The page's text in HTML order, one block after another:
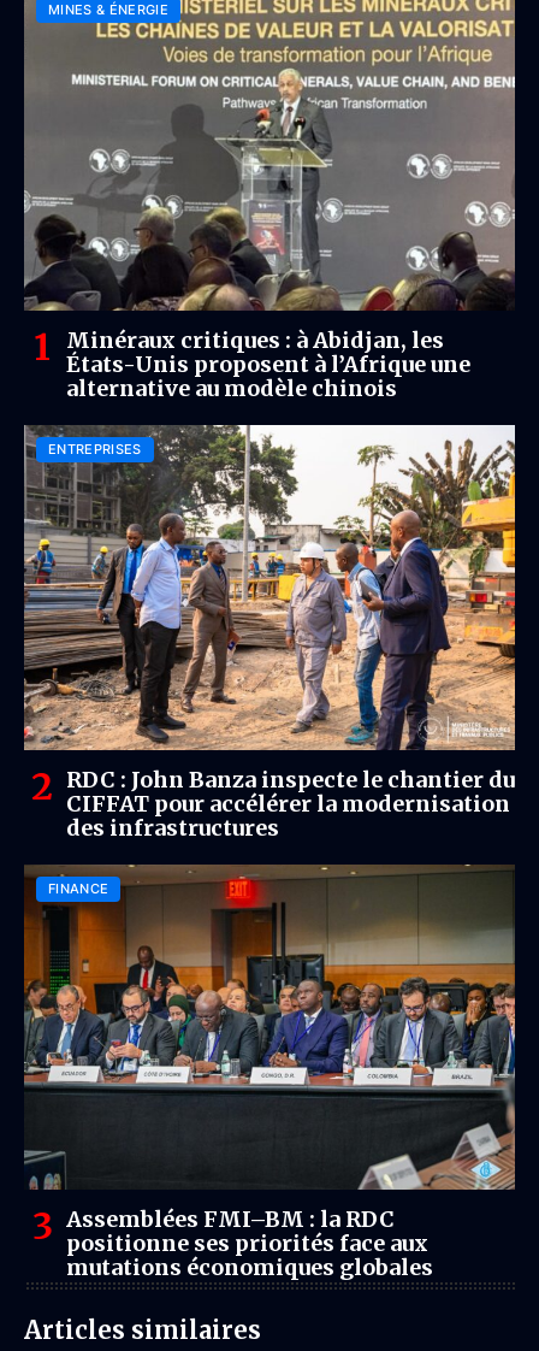
MINES & ÉNERGIE
Minéraux critiques : à Abidjan, les
États-Unis proposent à l’Afrique une
alternative au modèle chinois
ENTREPRISES
RDC : John Banza inspecte le chantier du
CIFFAT pour accélérer la modernisation
des infrastructures
FINANCE
Assemblées FMI–BM : la RDC
positionne ses priorités face aux
mutations économiques globales
Articles similaires